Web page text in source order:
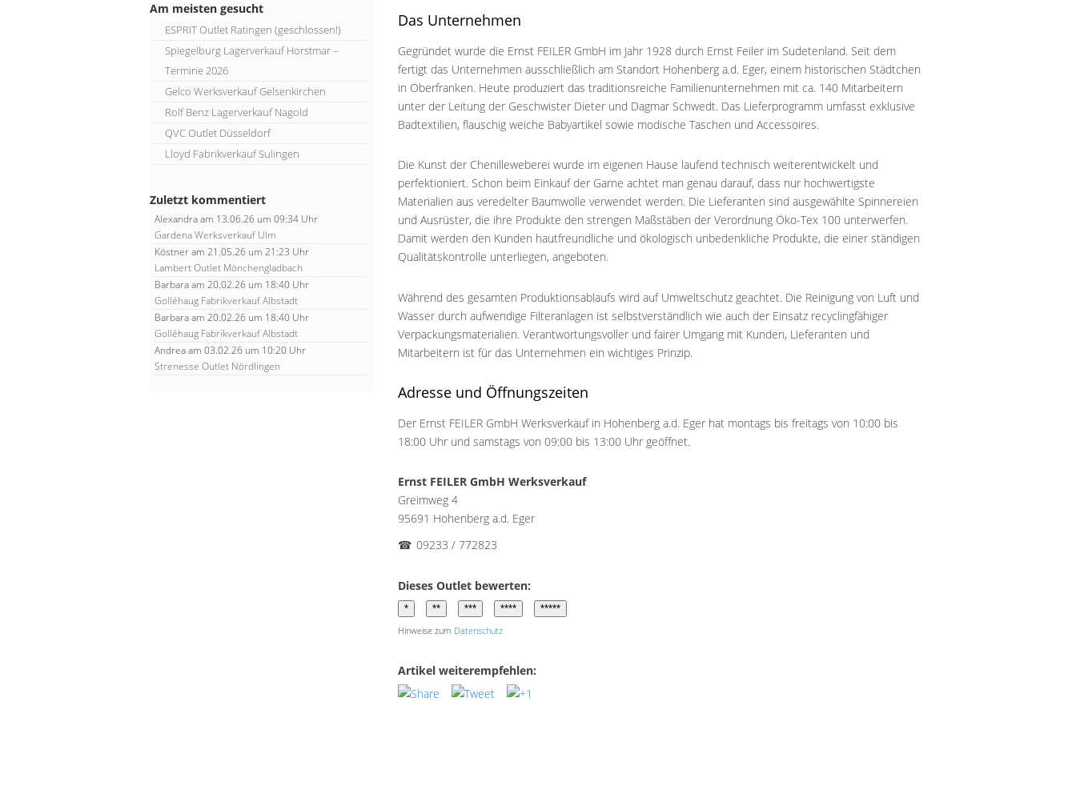
Das Unternehmen
Gegründet wurde die Ernst FEILER GmbH im Jahr 1928 durch Ernst Feiler im Sudetenland. Seit dem
fertigt das Unternehmen ausschließlich am Standort Hohenberg a.d. Eger, einem historischen Städtchen
in Oberfranken. Heute produziert das traditionsreiche Familienunternehmen mit ca. 140 Mitarbeitern
unter der Leitung der Geschwister Dieter und Dagmar Schwedt. Das Lieferprogramm umfasst exklusive
Badtextilien, flauschig weiche Babyartikel sowie modische Taschen und Accessoires.
Die Kunst der Chenilleweberei wurde im eigenen Hause laufend technisch weiterentwickelt und
perfektioniert. Schon beim Einkauf der Garne achtet man genau darauf, dass nur hochwertigste
Materialien aus veredelter Baumwolle verwendet werden. Die Lieferanten sind ausgewählte Spinnereien
und Ausrüster, die ihre Produkte den strengen Maßstäben der Verordnung Öko-Tex 100 unterwerfen.
Damit werden den Kunden hautfreundliche und ökologisch unbedenkliche Produkte, die einer ständigen
Qualitätskontrolle unterliegen, angeboten.
Während des gesamten Produktionsablaufs wird auf Umweltschutz geachtet. Die Reinigung von Luft und
Wasser durch aufwendige Filteranlagen ist selbstverständlich wie auch der Einsatz recyclingfähiger
Verpackungsmaterialien. Verantwortungsvoller und fairer Umgang mit Kunden, Lieferanten und
Mitarbeitern ist für das Unternehmen ein wichtiges Prinzip.
Adresse und Öffnungszeiten
Der Ernst FEILER GmbH Werksverkauf in Hohenberg a.d. Eger hat montags bis freitags von 10:00 bis
18:00 Uhr und samstags von 09:00 bis 13:00 Uhr geöffnet.
Ernst FEILER GmbH Werksverkauf
Greimweg 4
95691 Hohenberg a.d. Eger
☎ 09233 / 772823
Dieses Outlet bewerten:
Hinweise zum Datenschutz
Artikel weiterempfehlen:
Am meisten gesucht
ESPRIT Outlet Ratingen (geschlossen!)
Spiegelburg Lagerverkauf Horstmar –
Termine 2026
Gelco Werksverkauf Gelsenkirchen
Rolf Benz Lagerverkauf Nagold
QVC Outlet Düsseldorf
Lloyd Fabrikverkauf Sulingen
Zuletzt kommentiert
Alexandraam 13.06.26 um 09:34 Uhr
Gardena Werksverkauf Ulm
Köstneram 21.05.26 um 21:23 Uhr
Lambert Outlet Mönchengladbach
Barbaraam 20.02.26 um 18:40 Uhr
Golléhaug Fabrikverkauf Albstadt
Barbaraam 20.02.26 um 18:40 Uhr
Golléhaug Fabrikverkauf Albstadt
Andreaam 03.02.26 um 10:20 Uhr
Strenesse Outlet Nördlingen